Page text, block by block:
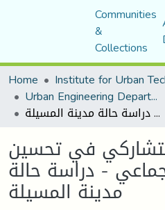
Communities
&
Collections
Home
Urban Engineering Department
دور التخطيط التشاركي في تحسين خدمة النقل الجماعي - دراسة حالة مدينة المسيلة
في تحسين
- دراسة حالة
مدينة المسيلة